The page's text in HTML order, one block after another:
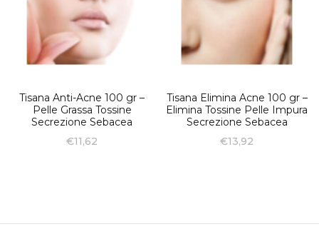
Tisana Anti-Acne 100 gr –
Pelle Grassa Tossine
Secrezione Sebacea
€11,62
Tisana Elimina Acne 100 gr –
Elimina Tossine Pelle Impura
Secrezione Sebacea
€13,92